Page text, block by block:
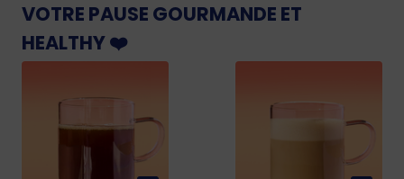
Alpro : 238 - Skyr : 216 -
Pudding : 418
VOTRE PAUSE GOURMANDE ET
HEALTHY ❤️